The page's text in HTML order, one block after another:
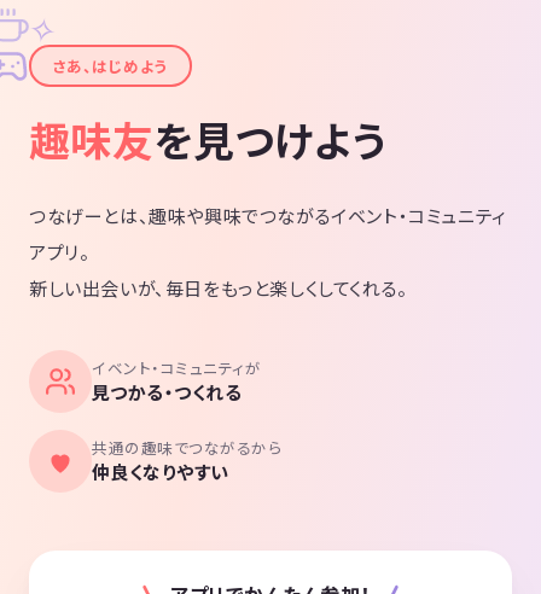
✦
✧
さあ、はじめよう
趣味友を見つけよう
つなげーとは、趣味や興味でつながるイベント・コミュニティ
アプリ。
新しい出会いが、毎日をもっと楽しくしてくれる。
イベント・コミュニティが
見つかる・つくれる
共通の趣味でつながるから
仲良くなりやすい